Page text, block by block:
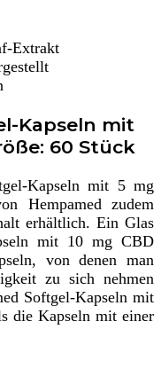
Extrakt
Kapseln mit
60 Stück
Kapseln mit 5 mg
Hempamed zudem
erhältlich. Ein Glas
mit 10 mg CBD
von denen man
zu sich nehmen
Softgel-Kapseln mit
die Kapseln mit einer